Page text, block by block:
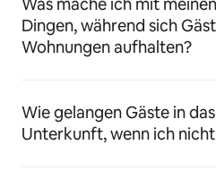
Dingen, während sich
Wohnungen aufhalten?
Wie gelangen Gäste in
Unterkunft, wenn ich